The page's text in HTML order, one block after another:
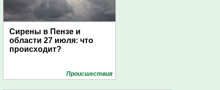
Сирены в Пензе и
области 27 июля: что
происходит?
Проиcшествия